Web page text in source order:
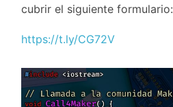
cubrir el siguiente formulario:
https://t.ly/CG72V